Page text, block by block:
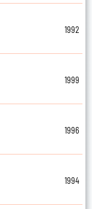
1992
1999
1996
1994